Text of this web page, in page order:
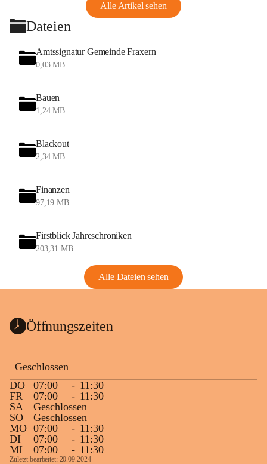
Alle Artikel sehen
Dateien
Amtssignatur Gemeinde Fraxern
0,03 MB
Bauen
1,24 MB
Blackout
2,34 MB
Finanzen
97,19 MB
Firstblick Jahreschroniken
203,31 MB
Alle Dateien sehen
Öffnungszeiten
Geschlossen
DO
07:00 - 11:30
FR
07:00 - 11:30
SA
Geschlossen
SO
Geschlossen
MO 07:00 - 11:30
DI
07:00 - 11:30
MI
07:00 - 11:30
Zuletzt bearbeitet: 20.09.2024